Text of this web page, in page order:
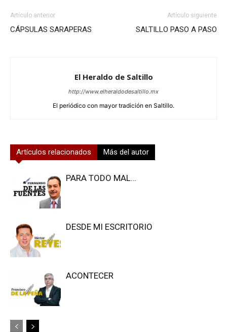
Artículo anterior
CÁPSULAS SARAPERAS
Artículo siguiente
SALTILLO PASO A PASO
El Heraldo de Saltillo
http://www.elheraldodesaltillo.mx
El periódico con mayor tradición en Saltillo.
Artículos relacionados Más del autor
PARA TODO MAL…
DESDE MI ESCRITORIO
ACONTECER